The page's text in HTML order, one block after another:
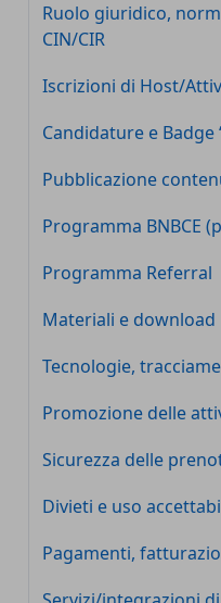
Ruolo giuridico,
CIN/CIR
Iscrizioni di Host/
Candidature e Badge
Pubblicazione
Programma BNBCE
Programma Referral
Materiali e download
Tecnologie,
Promozione delle
Sicurezza delle
Divieti e uso
Pagamenti,